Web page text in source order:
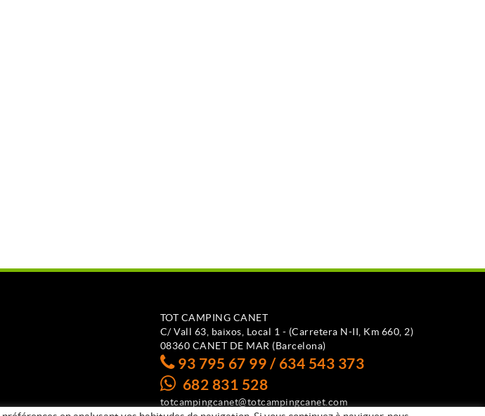
TOT CAMPING CANET
C/ Vall 63, baixos, Local 1 - (Carretera N-II, Km 660, 2)
08360 CANET DE MAR (Barcelona)
93 795 67 99 / 634 543 373
682 831 528
totcampingcanet@totcampingcanet.com